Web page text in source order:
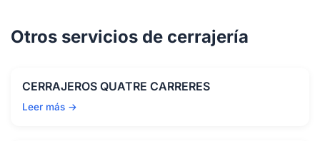
Otros servicios de cerrajería
CERRAJEROS QUATRE CARRERES
Leer más →